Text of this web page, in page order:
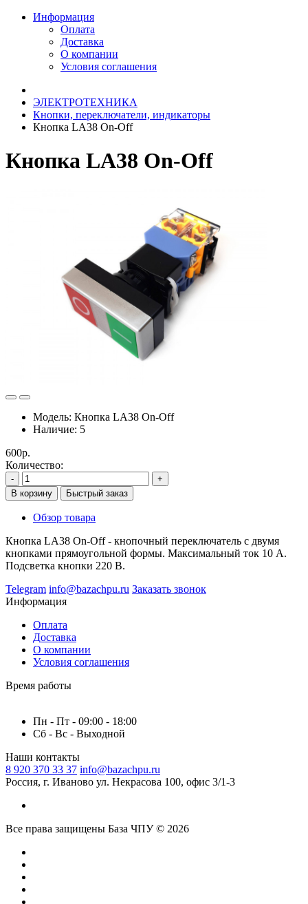
Информация
Оплата
Доставка
О компании
Условия соглашения
ЭЛЕКТРОТЕХНИКА
Кнопки, переключатели, индикаторы
Кнопка LA38 On-Off
Кнопка LA38 On-Off
Модель: Кнопка LA38 On-Off
Наличие: 5
600р.
Количество:
-
+
В корзину
Быстрый заказ
Обзор товара
Кнопка LA38 On-Off - кнопочный переключатель с двумя
кнопками прямоугольной формы. Максимальный ток 10 А.
Подсветка кнопки 220 В.
Telegram info@bazachpu.ru Заказать звонок
Информация
Оплата
Доставка
О компании
Условия соглашения
Время работы
Пн - Пт - 09:00 - 18:00
Сб - Вс - Выходной
Наши контакты
8 920 370 33 37 info@bazachpu.ru
Россия, г. Иваново ул. Некрасова 100, офис 3/1-3
Все права защищены База ЧПУ © 2026